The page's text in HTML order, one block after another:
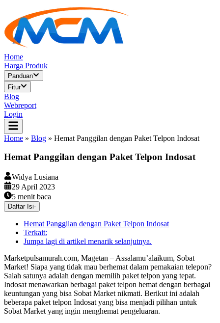
Home
Harga Produk
Panduan
Fitur
Blog
Webreport
Login
Home » Blog » Hemat Panggilan dengan Paket Telpon Indosat
Hemat Panggilan dengan Paket Telpon Indosat
Widya Lusiana
29 April 2023
5 menit baca
Daftar Isi-
Hemat Panggilan dengan Paket Telpon Indosat
Terkait:
Jumpa lagi di artikel menarik selanjutnya.
Marketpulsamurah.com, Magetan – Assalamu’alaikum, Sobat
Market! Siapa yang tidak mau berhemat dalam pemakaian telepon?
Salah satunya adalah dengan memilih paket telpon yang tepat.
Indosat menawarkan berbagai paket telpon hemat dengan berbagai
keuntungan yang bisa Sobat Market nikmati. Berikut ini adalah
beberapa paket telpon Indosat yang bisa menjadi pilihan untuk
Sobat Market yang ingin menghemat pengeluaran.